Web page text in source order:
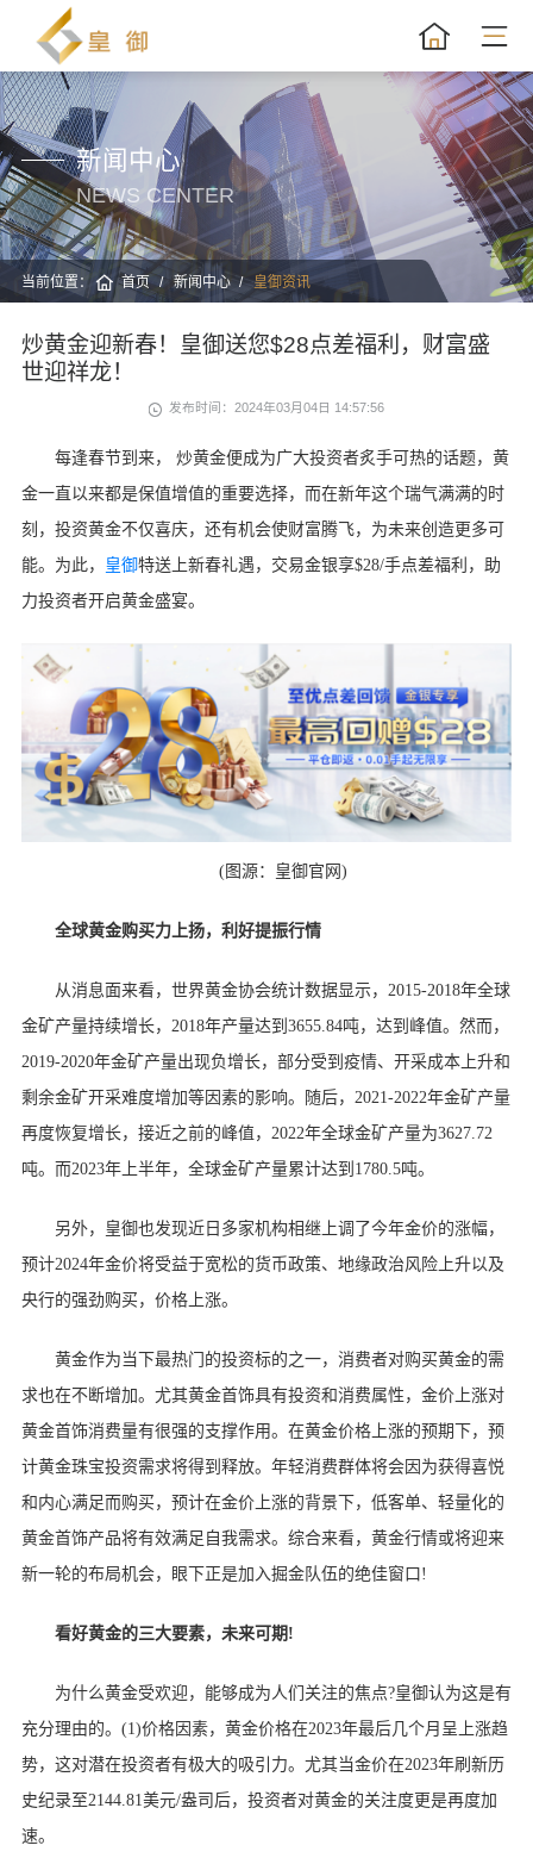
新闻中心
NEWS CENTER
当前位置： 首页 新闻中心 皇御资讯
炒黄金迎新春！皇御送您$28点差福利，财富盛
世迎祥龙！
发布时间：2024年03月04日 14:57:56
每逢春节到来， 炒黄金便成为广大投资者炙手可热的话题，黄
金一直以来都是保值增值的重要选择，而在新年这个瑞气满满的时
刻，投资黄金不仅喜庆，还有机会使财富腾飞，为未来创造更多可
能。为此， 皇御特送上新春礼遇，交易金银享$28/手点差福利，助
力投资者开启黄金盛宴。
(图源：皇御官网)
全球黄金购买力上扬，利好提振行情
从消息面来看，世界黄金协会统计数据显示，2015-2018年全球
金矿产量持续增长，2018年产量达到3655.84吨，达到峰值。然而，
2019-2020年金矿产量出现负增长，部分受到疫情、开采成本上升和
剩余金矿开采难度增加等因素的影响。随后，2021-2022年金矿产量
再度恢复增长，接近之前的峰值，2022年全球金矿产量为3627.72
吨。而2023年上半年，全球金矿产量累计达到1780.5吨。
另外，皇御也发现近日多家机构相继上调了今年金价的涨幅，
预计2024年金价将受益于宽松的货币政策、地缘政治风险上升以及
央行的强劲购买，价格上涨。
黄金作为当下最热门的投资标的之一，消费者对购买黄金的需
求也在不断增加。尤其黄金首饰具有投资和消费属性，金价上涨对
黄金首饰消费量有很强的支撑作用。在黄金价格上涨的预期下，预
计黄金珠宝投资需求将得到释放。年轻消费群体将会因为获得喜悦
和内心满足而购买，预计在金价上涨的背景下，低客单、轻量化的
黄金首饰产品将有效满足自我需求。综合来看，黄金行情或将迎来
新一轮的布局机会，眼下正是加入掘金队伍的绝佳窗口!
看好黄金的三大要素，未来可期!
为什么黄金受欢迎，能够成为人们关注的焦点?皇御认为这是有
充分理由的。(1)价格因素，黄金价格在2023年最后几个月呈上涨趋
势，这对潜在投资者有极大的吸引力。尤其当金价在2023年刷新历
史纪录至2144.81美元/盎司后，投资者对黄金的关注度更是再度加
速。